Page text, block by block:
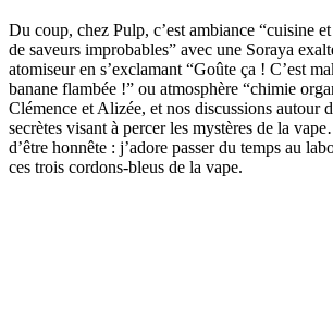
Du coup, chez Pulp, c’est ambiance “cuisine
de saveurs improbables” avec une Soraya
atomiseur en s’exclamant “Goûte ça ! C’est
banane flambée !” ou atmosphère “chimie
Clémence et Alizée, et nos discussions autour
secrètes visant à percer les mystères de la
d’être honnête : j’adore passer du temps au
ces trois cordons-bleus de la vape.